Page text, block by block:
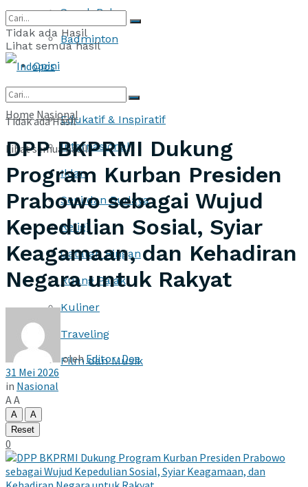
Sepak Bola
Badminton
Opini
Edukatif & Inspiratif
Internasional
Iklan
Seni dan Budaya
Religi
Catatan Ringan
Ruang Pajak
Kuliner
Traveling
Film dan Musik
Tidak ada Hasil
Lihat semua hasil
Tidak ada Hasil
Lihat semua hasil
Home Nasional
DPP BKPRMI Dukung
Program Kurban Presiden
Prabowo sebagai Wujud
Kepedulian Sosial, Syiar
Keagamaan, dan Kehadiran
Negara untuk Rakyat
oleh Editor : Doe
31 Mei 2026
in Nasional
AA
A
A
Reset
0